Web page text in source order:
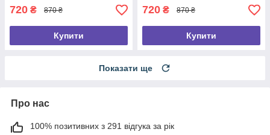
720 ₴ 870 ₴
Купити
720 ₴ 870 ₴
Купити
Показати ще
Про нас
100% позитивних з 291 відгука за рік